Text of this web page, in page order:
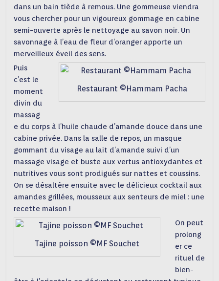
dans un bain tiède à remous. Une gommeuse viendra
vous chercher pour un vigoureux gommage en cabine
semi-ouverte après le nettoyage au savon noir. Un
savonnage à l’eau de fleur d’oranger apporte un
merveilleux éveil des sens.
Restaurant ©Hammam Pacha
Puis
c’est le
moment
divin du
massag
e du corps à l’huile chaude d’amande douce dans une
cabine privée. Dans la salle de repos, un masque
gommant du visage au lait d’amande suivi d’un
massage visage et buste aux vertus antioxydantes et
nutritives vous sont prodigués sur nattes et coussins.
On se désaltère ensuite avec le délicieux cocktail aux
amandes grillées, mousseux aux senteurs de miel : une
recette maison !
Tajine poisson ©MF Souchet
On peut
prolong
er ce
rituel de
bien-